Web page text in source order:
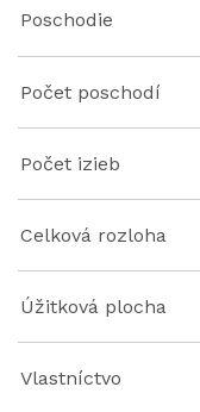
Poschodie
Počet poschodí
Počet izieb
Celková rozloha
Úžitková plocha
Vlastníctvo